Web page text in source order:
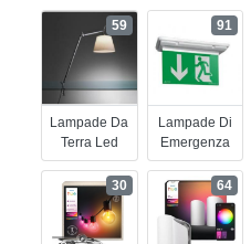
Lampade Da
Terra Led
59
Lampade Di
Emergenza
91
30 64